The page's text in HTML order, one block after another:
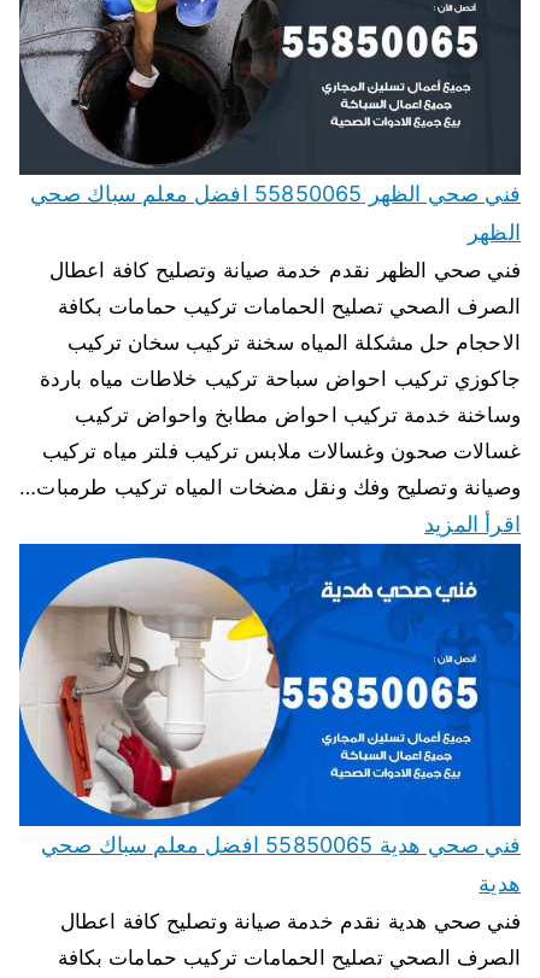
فني صحي الظهر 55850065 افضل معلم سباك صحي
الظهر
فني صحي الظهر نقدم خدمة صيانة وتصليح كافة اعطال
الصرف الصحي تصليح الحمامات تركيب حمامات بكافة
الاحجام حل مشكلة المياه سخنة تركيب سخان تركيب
جاكوزي تركيب احواض سباحة تركيب خلاطات مياه باردة
وساخنة خدمة تركيب احواض مطابخ واحواض تركيب
غسالات صحون وغسالات ملابس تركيب فلتر مياه تركيب
وصيانة وتصليح وفك ونقل مضخات المياه تركيب طرمبات…
اقرأ المزيد
فني صحي هدية 55850065 افضل معلم سباك صحي
هدية
فني صحي هدية نقدم خدمة صيانة وتصليح كافة اعطال
الصرف الصحي تصليح الحمامات تركيب حمامات بكافة